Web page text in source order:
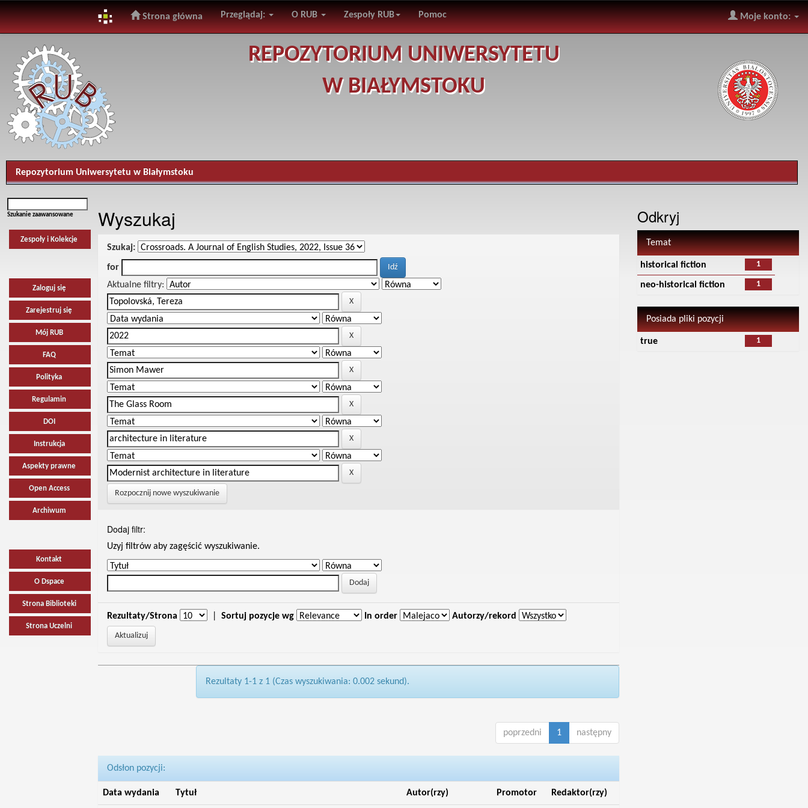
navigation
Strona główna Przeglądaj: O RUB Zespoły RUB Pomoc Moje konto:
REPOZYTORIUM UNIWERSYTETU
W BIAŁYMSTOKU
Repozytorium Uniwersytetu w Białymstoku
Szukanie zaawansowane
Zespoły i Kolekcje
Zaloguj się
Zarejestruj się
Mój RUB
FAQ
Polityka
Regulamin
DOI
Instrukcja
Aspekty prawne
Open Access
Archiwum
Kontakt
O Dspace
Strona Biblioteki
Strona Uczelni
Wyszukaj
Szukaj:
for
Aktualne filtry:
Rozpocznij nowe wyszukiwanie
Dodaj filtr:
Uzyj filtrów aby zagęścić wyszukiwanie.
Rezultaty/Strona Sortuj pozycje wg In order Autorzy/rekord
Rezultaty 1-1 z 1 (Czas wyszukiwania: 0.002 sekund).
poprzedni 1 następny
Odsłon pozycji:
Data wydania Tytuł Autor(rzy) Promotor Redaktor(rzy)
Odkryj
Temat
1
historical fiction
1
neo-historical fiction
Posiada pliki pozycji
1
true